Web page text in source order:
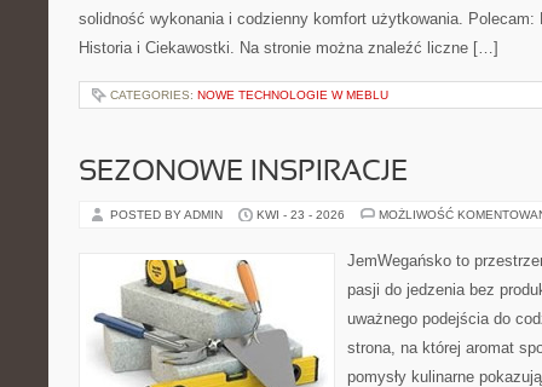
solidność wykonania i codzienny komfort użytkowania. Polecam:
Historia i Ciekawostki. Na stronie można znaleźć liczne […]
CATEGORIES: NOWE TECHNOLOGIE W MEBLU
SEZONOWE INSPIRACJE
POSTED BY ADMIN KWI - 23 - 2026 MOŻLIWOŚĆ
JemWegańsko to
pasji do jedzenia bez
uważnego podejścia do
strona, na której aromat
pomysły kulinarne